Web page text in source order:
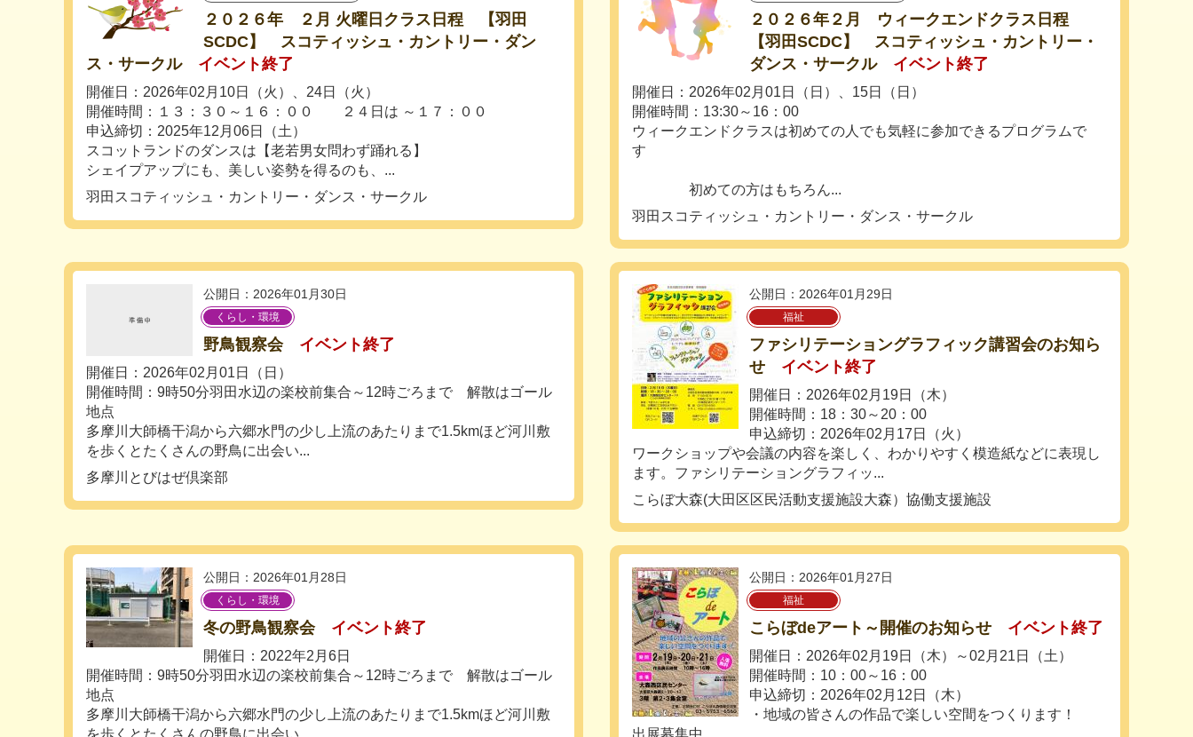
２０２６年 ２月 火曜日クラス日程 【羽田
SCDC】 スコティッシュ・カントリー・ダン
ス・サークル
イベント終了
開催日：2026年02月10日（火）、24日（火）
開催時間：１３：３０～１６：００ ２４日は ～１７：００
申込締切：2025年12月06日（土）
スコットランドのダンスは【老若男女問わず踊れる】
シェイプアップにも、美しい姿勢を得るのも、...
羽田スコティッシュ・カントリー・ダンス・サークル
２０２６年２月 ウィークエンドクラス日程
【羽田SCDC】 スコティッシュ・カントリー・
ダンス・サークル
イベント終了
開催日：2026年02月01日（日）、15日（日）
開催時間：13:30～16：00
ウィークエンドクラスは初めての人でも気軽に参加できるプログラムで
す
初めての方はもちろん...
羽田スコティッシュ・カントリー・ダンス・サークル
公開日：2026年01月30日
くらし・環境
野鳥観察会 イベント終了
開催日：2026年02月01日（日）
開催時間：9時50分羽田水辺の楽校前集合～12時ごろまで 解散はゴール
地点
多摩川大師橋干潟から六郷水門の少し上流のあたりまで1.5kmほど河川敷
を歩くとたくさんの野鳥に出会い...
多摩川とびはぜ倶楽部
公開日：2026年01月29日
福祉
ファシリテーショングラフィック講習会のお知ら
せ
イベント終了
開催日：2026年02月19日（木）
開催時間：18：30～20：00
申込締切：2026年02月17日（火）
ワークショップや会議の内容を楽しく、わかりやすく模造紙などに表現し
ます。ファシリテーショングラフィッ...
こらぼ大森(大田区区民活動支援施設大森）協働支援施設
公開日：2026年01月28日
くらし・環境
冬の野鳥観察会 イベント終了
開催日：2022年2月6日
開催時間：9時50分羽田水辺の楽校前集合～12時ごろまで 解散はゴール
地点
多摩川大師橋干潟から六郷水門の少し上流のあたりまで1.5kmほど河川敷
公開日：2026年01月27日
福祉
こらぼdeアート～開催のお知らせ イベント終了
開催日：2026年02月19日（木）～02月21日（土）
開催時間：10：00～16：00
申込締切：2026年02月12日（木）
・地域の皆さんの作品で楽しい空間をつくります！